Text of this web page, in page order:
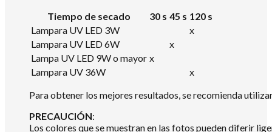
Tiempo de secado
30 s 45 s 120 s
Lampara UV LED 3W
x
Lampara UV LED 6W
x
Lampa UV LED 9W o mayor x
Lampara UV 36W
x
Para obtener los mejores resultados, se recomienda
PRECAUCIÓN:
Los colores que se muestran en las fotos pueden diferir